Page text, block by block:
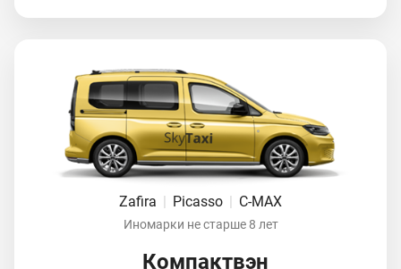
Zafira | Picasso | C-MAX
Иномарки не старше 8 лет
Компактвэн